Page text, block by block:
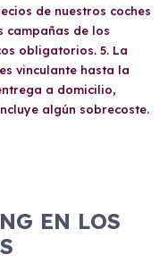
de nuestros coches
campañas de los
obligatorios. 5. La
vinculante hasta la
a domicilio,
algún sobrecoste.
EN LOS